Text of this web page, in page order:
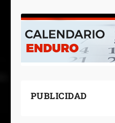
PUBLICIDAD